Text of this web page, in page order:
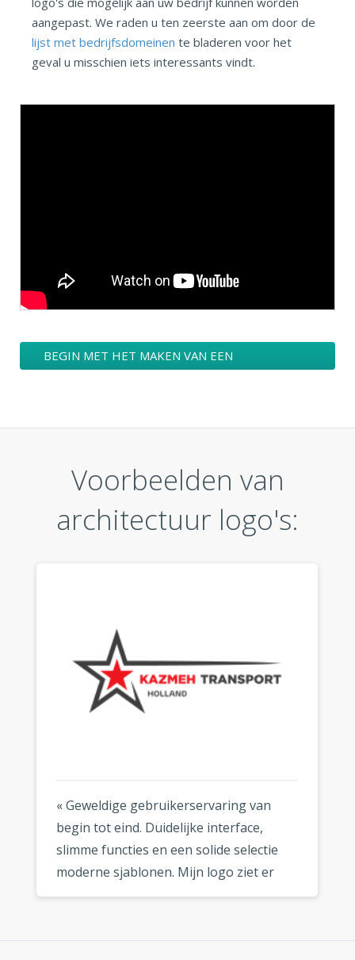
aangepast. We raden u ten zeerste aan om door de
lijst met bedrijfsdomeinen te bladeren voor het
geval u misschien iets interessants vindt.
BEGIN MET HET MAKEN VAN EEN
Voorbeelden van
architectuur logo's:
« Geweldige gebruikerservaring van
begin tot eind. Duidelijke interface,
slimme functies en een solide selectie
moderne sjablonen. Mijn logo ziet er
fantastisch uit, waar ik het ook gebruik.